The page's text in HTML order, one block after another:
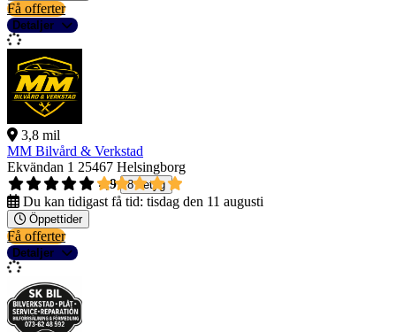
Få offerter
Detaljer
3,8 mil
MM Bilvård & Verkstad
Ekvändan 1 25467 Helsingborg
4,9
8 betyg
Du kan tidigast få tid: tisdag den 11 augusti
Öppettider
Få offerter
Detaljer